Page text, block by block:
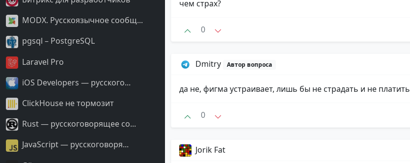
MODX. Русскоязычное сообщ...
pgsql – PostgreSQL
Laravel Pro
iOS Developers — русского...
ClickHouse не тормозит
Rust — русскоговорящее со...
JavaScript — русскоговоря...
чем страх?
0
Dmitry Автор вопроса
да не, фигма устраивает, лишь бы не страдать и не платить
0
Jorik Fat